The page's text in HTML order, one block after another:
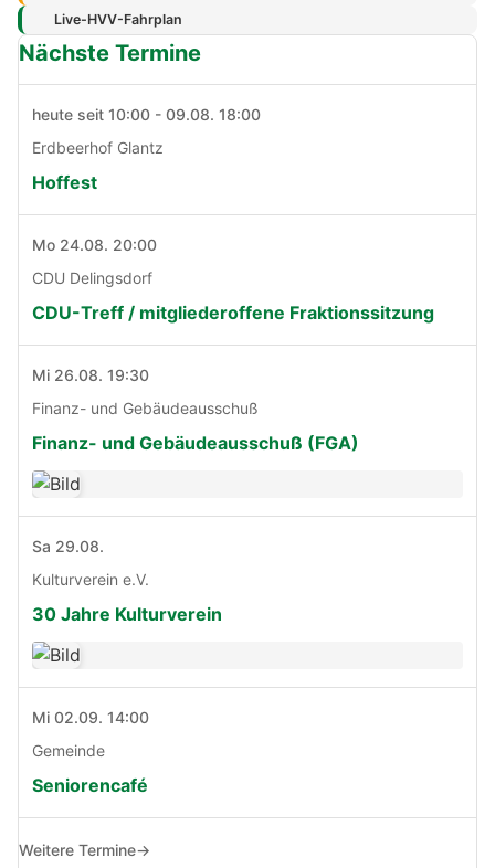
Live-HVV-Fahrplan
Nächste Termine
heute seit 10:00 - 09.08. 18:00
Erdbeerhof Glantz
Hoffest
Mo 24.08. 20:00
CDU Delingsdorf
CDU-Treff / mitgliederoffene Fraktionssitzung
Mi 26.08. 19:30
Finanz- und Gebäudeausschuß
Finanz- und Gebäudeausschuß (FGA)
Sa 29.08.
Kulturverein e.V.
30 Jahre Kulturverein
Mi 02.09. 14:00
Gemeinde
Seniorencafé
Weitere Termine→